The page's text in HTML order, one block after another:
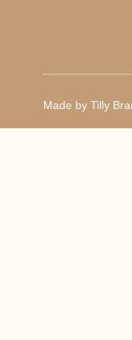
Made by Tilly